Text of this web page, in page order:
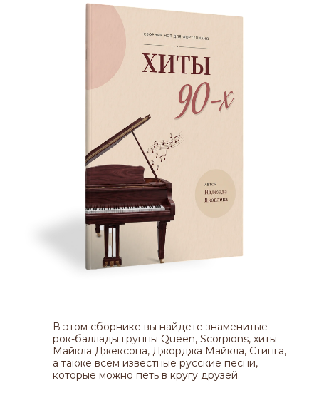
В этом сборнике вы найдете знаменитые
рок-баллады группы Queen, Scorpions, хиты
Майкла Джексона, Джорджа Майкла, Стинга,
а также всем известные русские песни,
которые можно петь в кругу друзей.